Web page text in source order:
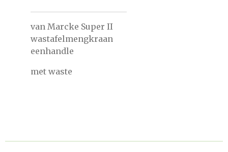
van Marcke Super II
wastafelmengkraan
eenhandle
met waste